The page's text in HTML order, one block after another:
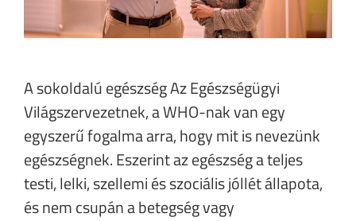
A sokoldalú egészség Az Egészségügyi
Világszervezetnek, a WHO-nak van egy
egyszerű fogalma arra, hogy mit is nevezünk
egészségnek. Eszerint az egészség a teljes
testi, lelki, szellemi és szociális jóllét állapota,
és nem csupán a betegség vagy